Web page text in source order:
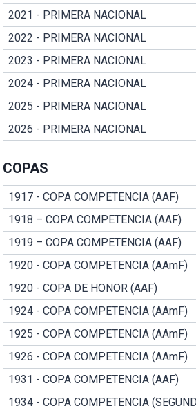
2021 - PRIMERA NACIONAL
2022 - PRIMERA NACIONAL
2023 - PRIMERA NACIONAL
2024 - PRIMERA NACIONAL
2025 - PRIMERA NACIONAL
2026 - PRIMERA NACIONAL
COPAS
1917 - COPA COMPETENCIA (AAF)
1918 – COPA COMPETENCIA (AAF)
1919 – COPA COMPETENCIA (AAF)
1920 - COPA COMPETENCIA (AAmF)
1920 - COPA DE HONOR (AAF)
1924 - COPA COMPETENCIA (AAmF)
1925 - COPA COMPETENCIA (AAmF)
1926 - COPA COMPETENCIA (AAmF)
1931 - COPA COMPETENCIA (AAF)
1934 - COPA COMPETENCIA